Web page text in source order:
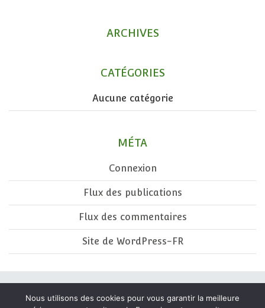
ARCHIVES
CATÉGORIES
Aucune catégorie
MÉTA
Connexion
Flux des publications
Flux des commentaires
Site de WordPress-FR
Tous droits réservés 2003-2026 / EARL Xemiania 64120 BEGUIOS / N°
Nous utilisons des cookies pour vous garantir la meilleure